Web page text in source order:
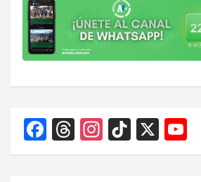
F
a
T
hr
In
st
Ti
k
X
o